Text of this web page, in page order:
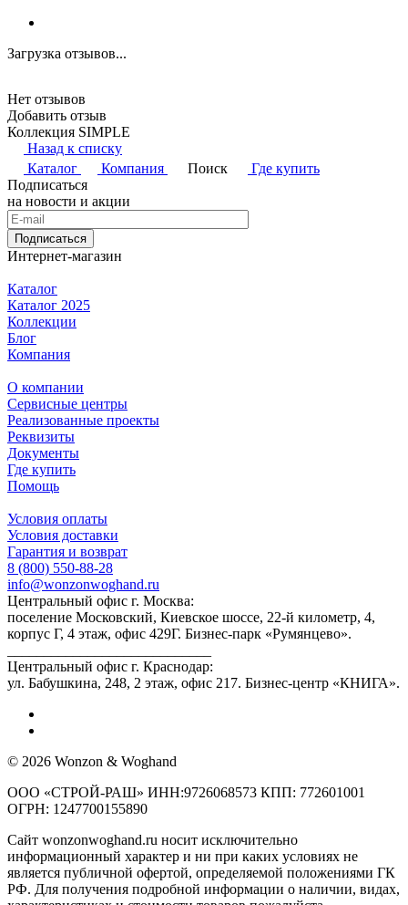
Загрузка отзывов...
Нет отзывов
Добавить отзыв
Коллекция SIMPLE
Назад к списку
Каталог
Компания Поиск
Где купить
Подписаться
на новости и акции
Подписаться
Интернет-магазин
Каталог
Каталог 2025
Коллекции
Блог
Компания
О компании
Сервисные центры
Реализованные проекты
Реквизиты
Документы
Где купить
Помощь
Условия оплаты
Условия доставки
Гарантия и возврат
8 (800) 550-88-28
info@wonzonwoghand.ru
Центральный офис г. Москва:
поселение Московский, Киевское шоссе, 22-й километр, 4,
корпус Г, 4 этаж, офис 429Г. Бизнес-парк «Румянцево».
Центральный офис г. Краснодар:
ул. Бабушкина, 248, 2 этаж, офис 217. Бизнес-центр «КНИГА».
© 2026 Wonzon & Woghand
ООО «СТРОЙ-РАШ» ИНН:9726068573 КПП: 772601001
ОГРН: 1247700155890
Сайт wonzonwoghand.ru носит исключительно
информационный характер и ни при каких условиях не
является публичной офертой, определяемой положениями ГК
РФ. Для получения подробной информации о наличии, видах,